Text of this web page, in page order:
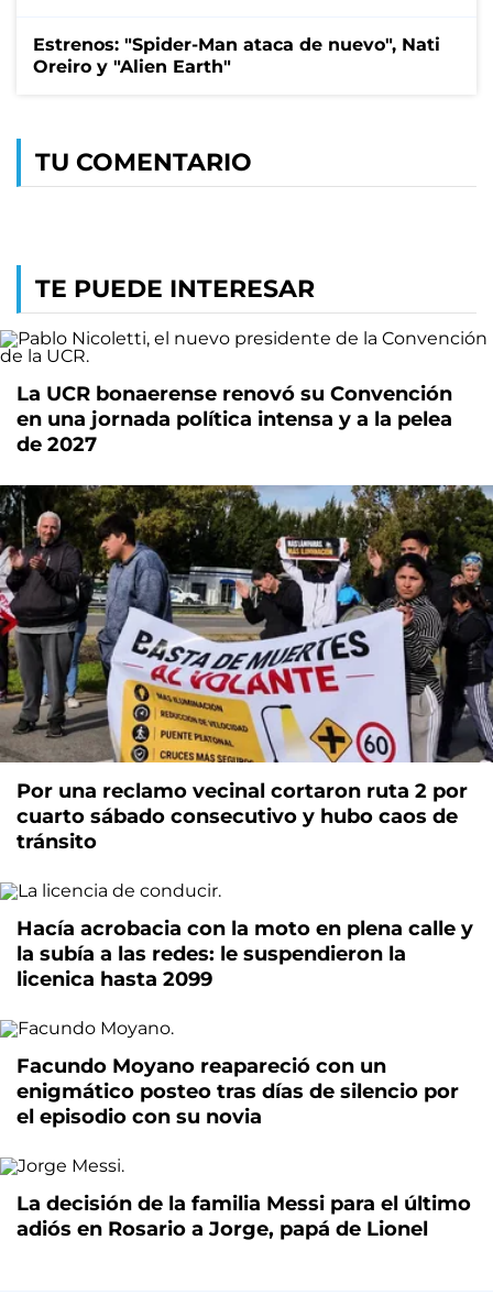
Estrenos: "Spider-Man ataca de nuevo", Nati
Oreiro y "Alien Earth"
TU COMENTARIO
TE PUEDE INTERESAR
La UCR bonaerense renovó su Convención
en una jornada política intensa y a la pelea
de 2027
Por una reclamo vecinal cortaron ruta 2 por
cuarto sábado consecutivo y hubo caos de
tránsito
Hacía acrobacia con la moto en plena calle y
la subía a las redes: le suspendieron la
licenica hasta 2099
Facundo Moyano reapareció con un
enigmático posteo tras días de silencio por
el episodio con su novia
La decisión de la familia Messi para el último
adiós en Rosario a Jorge, papá de Lionel